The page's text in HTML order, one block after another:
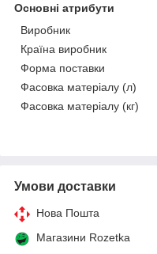
Основні атрибути
Виробник
Країна виробник
Форма поставки
Фасовка матеріалу (л)
Фасовка матеріалу (кг)
Умови доставки
Нова Пошта
Магазини Rozetka